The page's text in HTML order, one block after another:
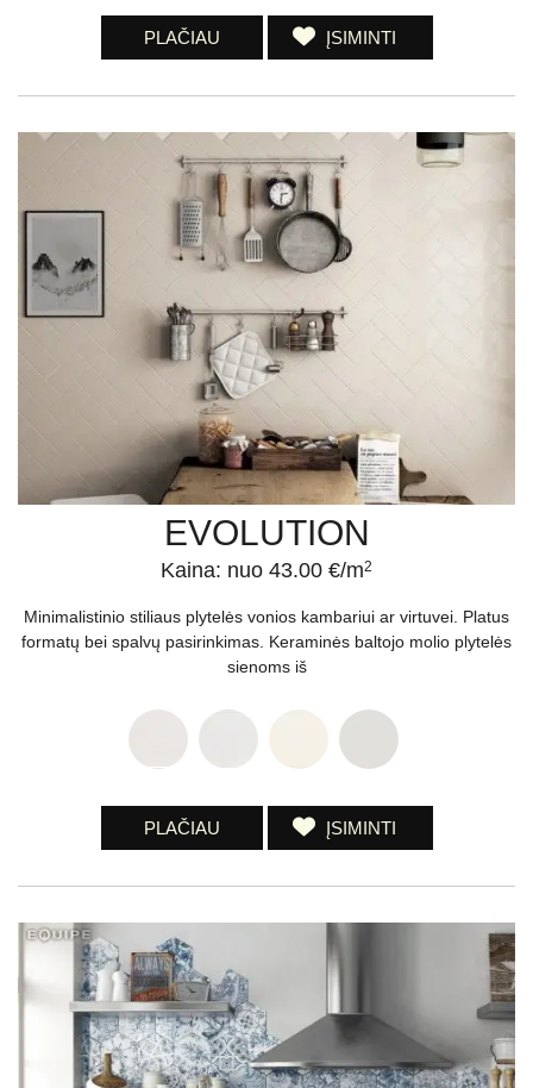
PLAČIAU ĮSIMINTI
EVOLUTION
Kaina: nuo 43.00 €/m2
Minimalistinio stiliaus plytelės vonios kambariui ar virtuvei. Platus
formatų bei spalvų pasirinkimas. Keraminės baltojo molio plytelės
sienoms iš
PLAČIAU ĮSIMINTI